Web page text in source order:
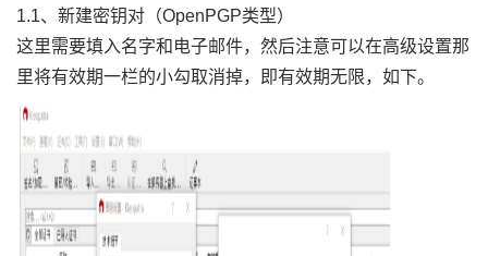
1.1、新建密钥对（OpenPGP类型）
这里需要填入名字和电子邮件，然后注意可以在高级设置那
里将有效期一栏的小勾取消掉，即有效期无限，如下。